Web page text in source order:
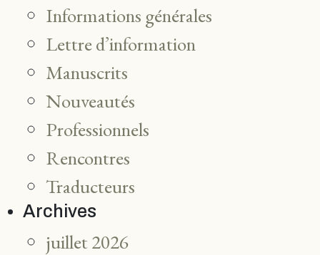
Informations générales
Lettre d’information
Manuscrits
Nouveautés
Professionnels
Rencontres
Traducteurs
Archives
juillet 2026